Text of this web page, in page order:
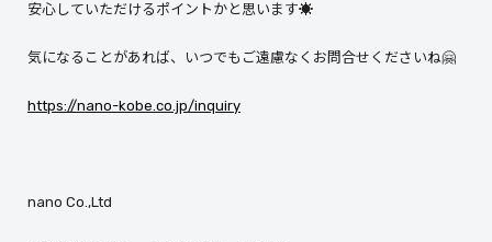
安心していただけるポイントかと思います☀
気になることがあれば、いつでもご遠慮なくお問合せくださいね🤗
https://nano-kobe.co.jp/inquiry
nano Co.,Ltd